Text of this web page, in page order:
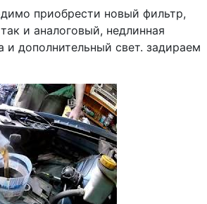
приобрести новый фильтр,
и аналоговый, недлинная
и дополнительный свет. задираем